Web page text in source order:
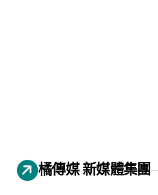
橘傳媒 新媒體集團